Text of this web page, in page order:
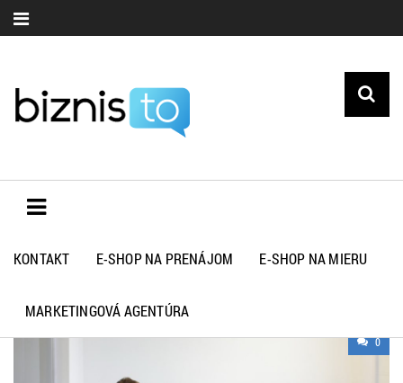
KONTAKT E-SHOP NA PRENÁJOM E-SHOP NA MIERU
MARKETINGOVÁ AGENTÚRA
0